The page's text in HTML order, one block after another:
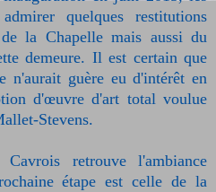
quelques restitutions
la Chapelle mais aussi du
demeure. Il est certain que
n'aurait guère eu d'intérêt en
d'œuvre d'art total voulue
Stevens.
retrouve l'ambiance
étape est celle de la